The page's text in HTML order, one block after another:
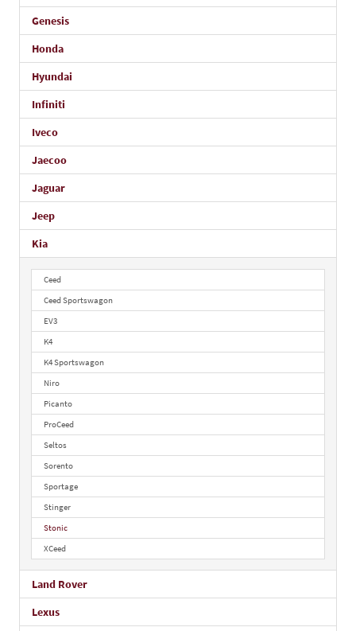
Genesis
Honda
Hyundai
Infiniti
Iveco
Jaecoo
Jaguar
Jeep
Kia
Ceed
Ceed Sportswagon
EV3
K4
K4 Sportswagon
Niro
Picanto
ProCeed
Seltos
Sorento
Sportage
Stinger
Stonic
XCeed
Land Rover
Lexus